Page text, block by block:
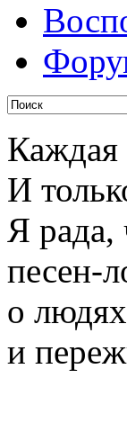
Каждая
И
Я рада,
песен-
о
и